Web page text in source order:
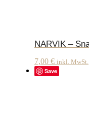
NARVIK –
7,00 € inkl. MwSt.
Save